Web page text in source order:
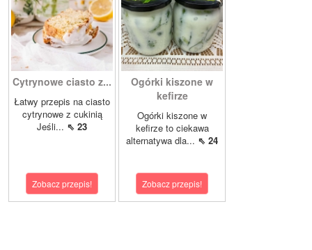
Cytrynowe ciasto z...
Łatwy przepis na ciasto
cytrynowe z cukinią
Jeśli... ⇖ 23
Zobacz przepis!
Ogórki kiszone w
kefirze
Ogórki kiszone w
kefirze to ciekawa
alternatywa dla... ⇖ 24
Zobacz przepis!